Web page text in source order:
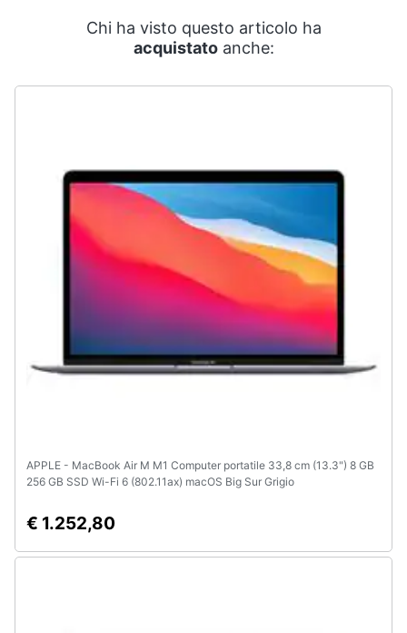
Chi ha visto questo articolo ha
acquistatoanche:
APPLE - MacBook Air M M1 Computer portatile 33,8 cm (13.3") 8 GB
256 GB SSD Wi-Fi 6 (802.11ax) macOS Big Sur Grigio
€ 1.252,80